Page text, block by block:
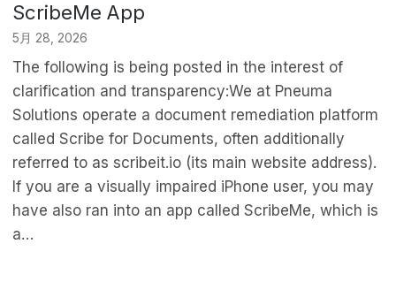
ScribeMe App
5月 28, 2026
The following is being posted in the interest of
clarification and transparency:We at Pneuma
Solutions operate a document remediation platform
called Scribe for Documents, often additionally
referred to as scribeit.io (its main website address).
If you are a visually impaired iPhone user, you may
have also ran into an app called ScribeMe, which is
a…